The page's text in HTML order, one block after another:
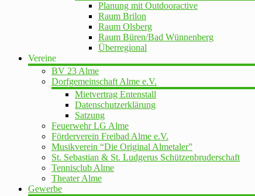
Planung mit Outdooractive
Raum Brilon
Raum Olsberg
Raum Büren/Bad Wünnenberg
Überregional
Vereine
BV 23 Alme
Dorfgemeinschaft Alme e.V.
Mietvertrag Entenstall
Datenschutzerklärung
Satzung
Feuerwehr LG Alme
Förderverein Freibad Alme e.V.
Musikverein “Die Original Almetaler”
St. Sebastian & St. Ludgerus Schützenbruderschaft
Tennisclub Alme
Theater Alme
Gewerbe